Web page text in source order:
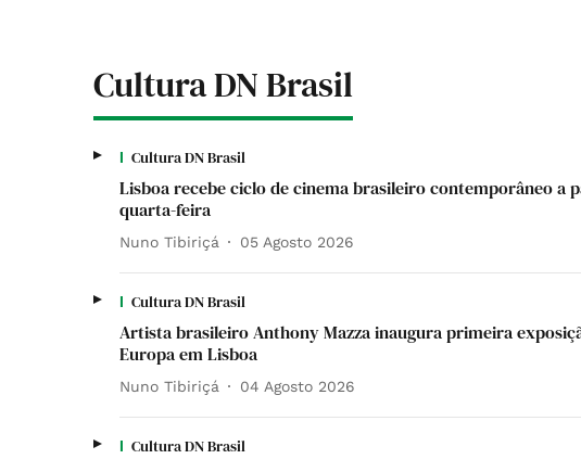
Cultura DN Brasil
Cultura DN Brasil
Lisboa recebe ciclo de cinema brasileiro contemporâneo a
quarta-feira
Nuno Tibiriçá 05 Agosto 2026
Cultura DN Brasil
Artista brasileiro Anthony Mazza inaugura primeira
Europa em Lisboa
Nuno Tibiriçá 04 Agosto 2026
Cultura DN Brasil